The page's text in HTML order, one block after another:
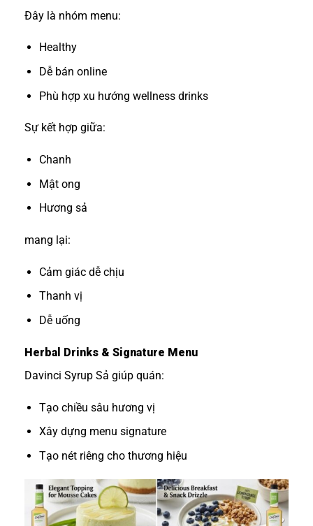
Đây là nhóm menu:
Healthy
Dễ bán online
Phù hợp xu hướng wellness drinks
Sự kết hợp giữa:
Chanh
Mật ong
Hương sả
mang lại:
Cảm giác dễ chịu
Thanh vị
Dễ uống
Herbal Drinks & Signature Menu
Davinci Syrup Sả giúp quán:
Tạo chiều sâu hương vị
Xây dựng menu signature
Tạo nét riêng cho thương hiệu